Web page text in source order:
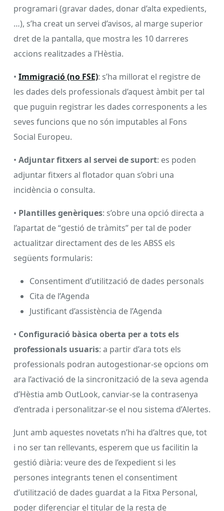
programari (gravar dades, donar d’alta expedients,
…), s’ha creat un servei d’avisos, al marge superior
dret de la pantalla, que mostra les 10 darreres
accions realitzades a l’Hèstia.
• Immigració (no FSE): s’ha millorat el registre de
les dades dels professionals d’aquest àmbit per tal
que puguin registrar les dades corresponents a les
seves funcions que no són imputables al Fons
Social Europeu.
• Adjuntar fitxers al servei de suport: es poden
adjuntar fitxers al flotador quan s’obri una
incidència o consulta.
• Plantilles genèriques: s’obre una opció directa a
l’apartat de “gestió de tràmits” per tal de poder
actualitzar directament des de les ABSS els
següents formularis:
Consentiment d’utilització de dades personals
Cita de l’Agenda
Justificant d’assistència de l’Agenda
• Configuració bàsica oberta per a tots els
professionals usuaris: a partir d’ara tots els
professionals podran autogestionar-se opcions om
ara l’activació de la sincronització de la seva agenda
d’Hèstia amb OutLook, canviar-se la contrasenya
d’entrada i personalitzar-se el nou sistema d’Alertes.
Junt amb aquestes novetats n’hi ha d’altres que, tot
i no ser tan rellevants, esperem que us facilitin la
gestió diària: veure des de l’expedient si les
persones integrants tenen el consentiment
d’utilització de dades guardat a la Fitxa Personal,
poder diferenciar el titular de la resta de